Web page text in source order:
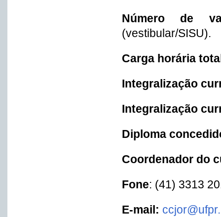
Número de
(vestibular/SISU).
Carga horária
Integralização
Integralização
Diploma
Coordenador do
Fone: (41) 3313
E-mail: